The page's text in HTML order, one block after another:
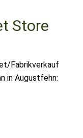
Store
Fabrikverkauf
in Augustfehn: